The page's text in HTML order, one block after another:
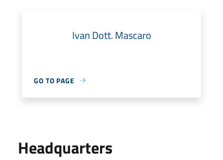
Ivan Dott. Mascaro
GO TO PAGE
Headquarters